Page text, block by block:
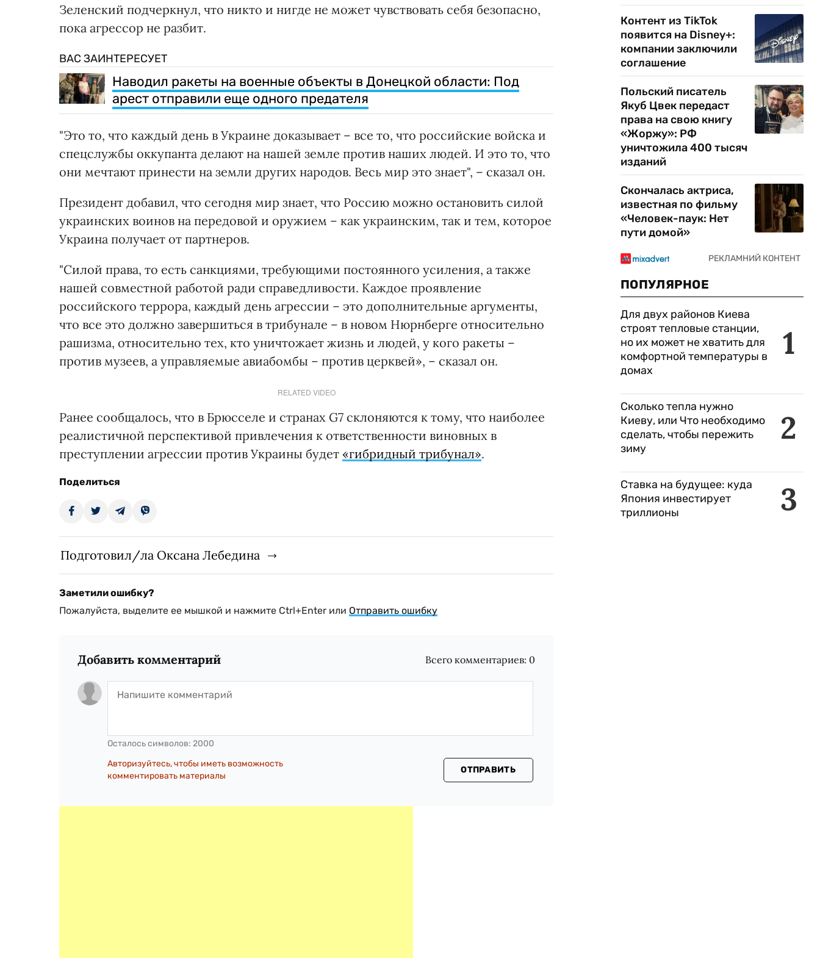
Зеленский подчеркнул, что никто и нигде не может чувствовать себя безопасно,
пока агрессор не разбит.
ВАС ЗАИНТЕРЕСУЕТ
Наводил ракеты на военные объекты в Донецкой области: Под
арест отправили еще одного предателя
"Это то, что каждый день в Украине доказывает – все то, что российские войска и
спецслужбы оккупанта делают на нашей земле против наших людей. И это то, что
они мечтают принести на земли других народов. Весь мир это знает", – сказал он.
Президент добавил, что сегодня мир знает, что Россию можно остановить силой
украинских воинов на передовой и оружием – как украинским, так и тем, которое
Украина получает от партнеров.
"Силой права, то есть санкциями, требующими постоянного усиления, а также
нашей совместной работой ради справедливости. Каждое проявление
российского террора, каждый день агрессии – это дополнительные аргументы,
что все это должно завершиться в трибунале – в новом Нюрнберге относительно
рашизма, относительно тех, кто уничтожает жизнь и людей, у кого ракеты –
против музеев, а управляемые авиабомбы – против церквей», – сказал он.
RELATED VIDEO
Ранее сообщалось, что в Брюсселе и странах G7 склоняются к тому, что наиболее
реалистичной перспективой привлечения к ответственности виновных в
преступлении агрессии против Украины будет «гибридный трибунал».
Поделиться
Подготовил/ла Оксана Лебедина
Заметили ошибку?
Пожалуйста, выделите ее мышкой и нажмите Ctrl+Enter или Отправить ошибку
Добавить комментарий Всего комментариев: 0
Осталось символов: 2000
Авторизуйтесь, чтобы иметь возможность
комментировать материалы
ОТПРАВИТЬ
Контент из TikTok
появится на Disney+:
компании заключили
соглашение
Польский писатель
Якуб Цвек передаст
права на свою книгу
«Жоржу»: РФ
уничтожила 400 тысяч
изданий
Скончалась актриса,
известная по фильму
«Человек-паук: Нет
пути домой»
ПОПУЛЯРНОЕ
1
Для двух районов Киева
строят тепловые станции,
но их может не хватить для
комфортной температуры в
домах
2
Сколько тепла нужно
Киеву, или Что необходимо
сделать, чтобы пережить
зиму
3
Ставка на будущее: куда
Япония инвестирует
триллионы